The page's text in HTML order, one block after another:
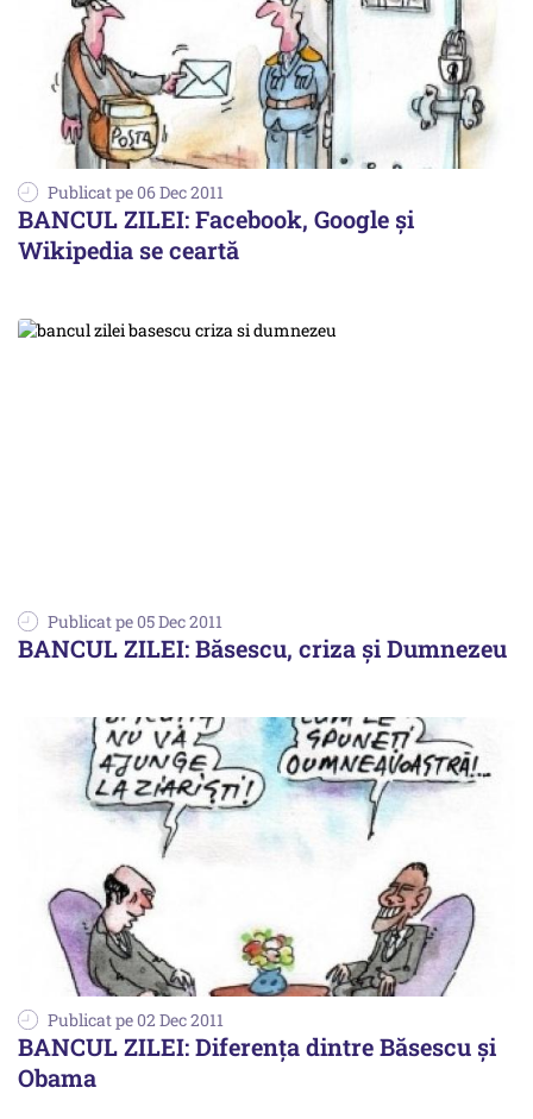
Publicat pe 06 Dec 2011
BANCUL ZILEI: Facebook, Google şi
Wikipedia se ceartă
Publicat pe 05 Dec 2011
BANCUL ZILEI: Băsescu, criza şi Dumnezeu
Publicat pe 02 Dec 2011
BANCUL ZILEI: Diferenţa dintre Băsescu şi
Obama